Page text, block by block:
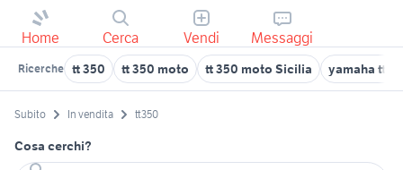
Home Cerca Vendi Messaggi
Ricerche tt 350 tt 350 moto tt 350 moto Sicilia yamaha tt
Subito In vendita tt350
Cosa cerchi?